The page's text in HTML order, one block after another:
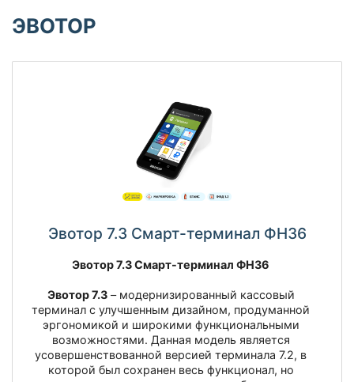
ЭВОТОР
Эвотор 7.3 Смарт-терминал ФН36
Эвотор 7.3 Смарт-терминал ФН36
Эвотор 7.3– модернизированный кассовый
терминал с улучшенным дизайном, продуманной
эргономикой и широкими функциональными
возможностями. Данная модель является
усовершенствованной версией терминала 7.2, в
которой был сохранен весь функционал, но